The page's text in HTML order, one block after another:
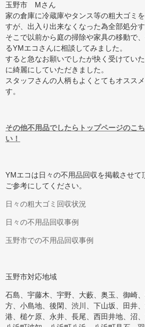
玉野市 Mさん
家の倉庫に冷蔵庫やタンス等の粗大ゴミ
すが、出入り出来なくなった為全部処分す
そこで以前から庭の掃除や家具の移動で
るYMエコさんに相談してみました。
すると急なお願いでしたが快く受けてい
に綺麗にしていただきました。
スタッフさんの人柄もよくとてもオスス
す。
その他不用品でしたらトップページのこ
い！
YMエコは日々の不用品回収を掲載させて
ご参考にしてください。
日々の粗大ゴミ回収状況
日々の不用品回収事例
玉野市での不用品回収事例
玉野市対応地域
石島、宇藤木、宇野、大藪、奥玉、御崎
方、小島地、後閑、渋川、下山坂、田井
港、槌ケ原、永井、長尾、西田井地、沼